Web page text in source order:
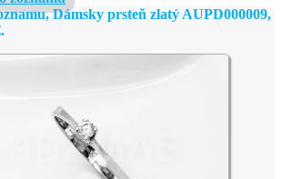
Dámsky prsteň zlatý AUPD000009,
.